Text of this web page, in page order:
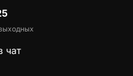
чат